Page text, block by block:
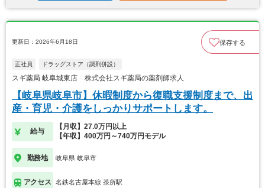
更新日：2026年6月18日 保存する
正社員 ドラッグストア（調剤併設）
スギ薬局 岐阜城東店 株式会社スギ薬局の薬剤師求人
【岐阜県岐阜市】休暇制度から復職支援制度まで、出
産・育児・介護をしっかりサポートします。
給与
【月収】27.0万円以上
【年収】400万円～740万円モデル
勤務地 岐阜県 岐阜市
アクセス 名鉄名古屋本線 茶所駅